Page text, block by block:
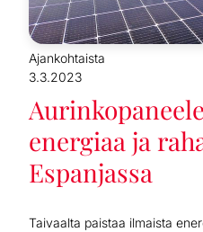
Ajankohtaista
3.3.2023
energiaa ja
Espanjassa
Taivaalta paistaa ilmaista